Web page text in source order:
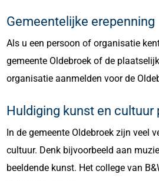
Gemeentelijke erepenning
Als u een persoon of organisatie
gemeente Oldebroek of de
organisatie aanmelden voor de
Huldiging kunst en cultuur
In de gemeente Oldebroek zijn veel
cultuur. Denk bijvoorbeeld aan
beeldende kunst. Het college van